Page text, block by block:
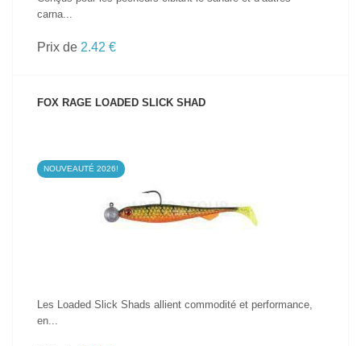
carna...
Prix de 2.42 €
FOX RAGE LOADED SLICK SHAD
NOUVEAUTÉ 2026!
Les Loaded Slick Shads allient commodité et performance,
en...